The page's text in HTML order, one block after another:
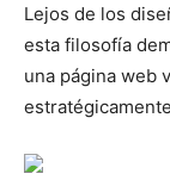
Lejos de los
esta filosofía
una página web